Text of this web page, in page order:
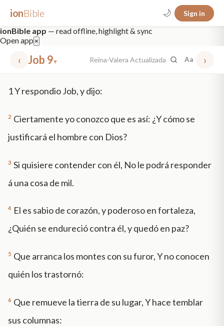
ionBible 🌙 Sign in
ionBible app — read offline, highlight & sync
Open app ×
‹ Job 9▾ Reina-Valera Actualizada Aa ›
1Y respondio Job, y dijo:
2 Ciertamente yo conozco que es así: ¿Y cómo se
justificará el hombre con Dios?
3 Si quisiere contender con él, No le podrá responder
á una cosa de mil.
4 El es sabio de corazón, y poderoso en fortaleza,
¿Quién se endureció contra él, y quedó en paz?
5 Que arranca los montes con su furor, Y no conocen
quién los trastornó:
6 Que remueve la tierra de su lugar, Y hace temblar
sus columnas: